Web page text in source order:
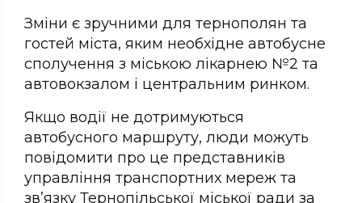
Зміни є зручними для тернополян та
гостей міста, яким необхідне автобусне
сполучення з міською лікарнею №2 та
автовокзалом і центральним ринком.
Якщо водії не дотримуються
автобусного маршруту, люди можуть
повідомити про це представників
управління транспортних мереж та
зв’язку Тернопільської міської ради за